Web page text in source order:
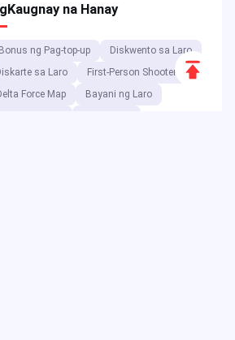
Kaugnay na Hanay
Bonus ng Pag-top-up
Diskwento sa Laro
sa Laro
First-Person Shooter
Force Map
Bayani ng Laro
Scroll